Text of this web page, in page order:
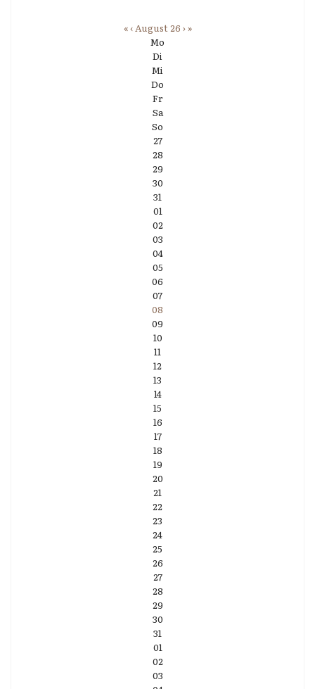
«‹August 26 ›»
Mo
Di
Mi
Do
Fr
Sa
So
27
28
29
30
31
01
02
03
04
05
06
07
08
09
10
11
12
13
14
15
16
17
18
19
20
21
22
23
24
25
26
27
28
29
30
31
01
02
03